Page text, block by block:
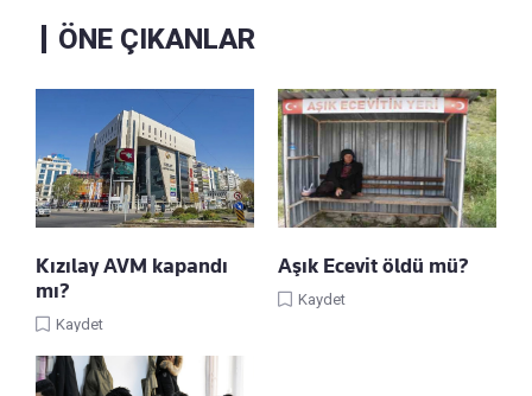
ÖNE ÇIKANLAR
Kızılay AVM kapandı
mı?
Kaydet
Aşık Ecevit öldü mü?
Kaydet